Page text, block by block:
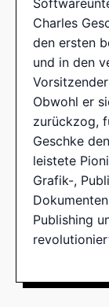
Charles
den ersten
und in den
Obwohl er
zurückzog,
Geschke
leistete
Grafik-,
Publishing